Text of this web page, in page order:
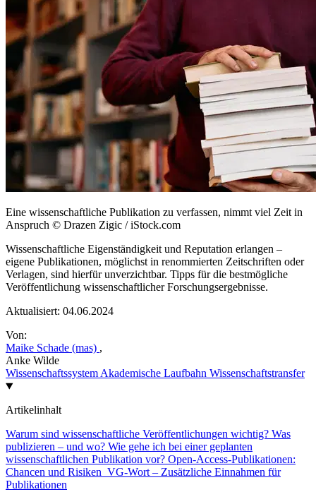
Eine wissenschaftliche Publikation zu verfassen, nimmt viel Zeit in
Anspruch © Drazen Zigic / iStock.com
Wissenschaftliche Eigenständigkeit und Reputation erlangen –
eigene Publikationen, möglichst in renommierten Zeitschriften oder
Verlagen, sind hierfür unverzichtbar. Tipps für die bestmögliche
Veröffentlichung wissenschaftlicher Forschungsergebnisse.
Aktualisiert: 04.06.2024
Von:
Maike Schade (mas) ,
Anke Wilde
WissenschaftssystemAkademische Laufbahn Wissenschaftstransfer
Artikelinhalt
Warum sind wissenschaftliche Veröffentlichungen wichtig? Was
publizieren – und wo? Wie gehe ich bei einer geplanten
wissenschaftlichen Publikation vor? Open-Access-Publikationen:
Chancen und Risiken VG-Wort – Zusätzliche Einnahmen für
Publikationen